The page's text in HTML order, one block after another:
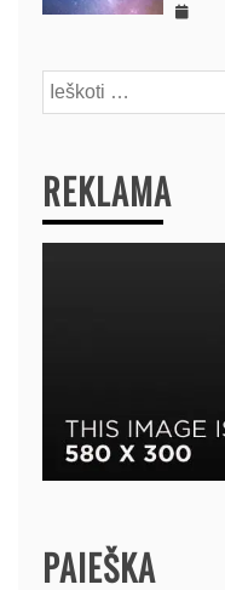
Ieškoti:
REKLAMA
PAIEŠKA